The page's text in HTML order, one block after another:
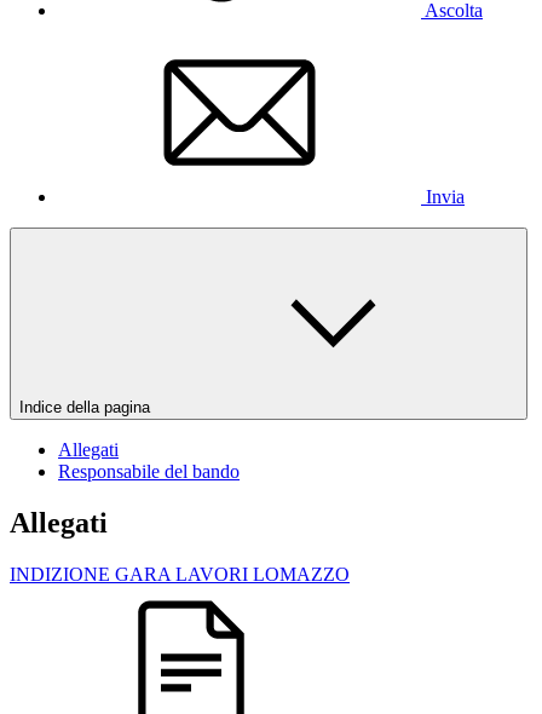
Ascolta
Invia
Indice della pagina
Allegati
Responsabile del bando
Allegati
INDIZIONE GARA LAVORI LOMAZZO